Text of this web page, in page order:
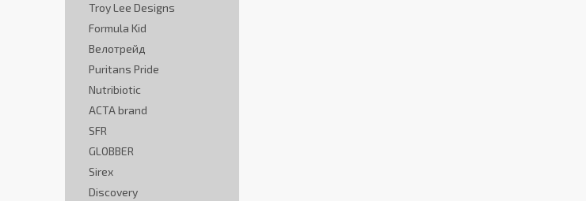
Troy Lee Designs
Formula Kid
Велотрейд
Puritans Pride
Nutribiotic
ACTA brand
SFR
GLOBBER
Sirex
Discovery